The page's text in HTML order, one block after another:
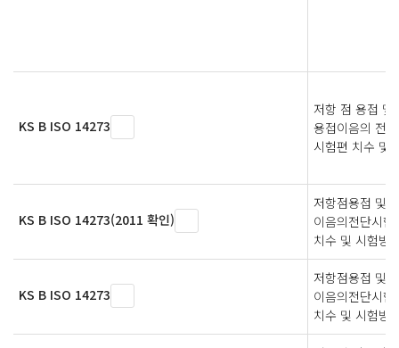
KS B ISO 14273
저항 점 용접 및
용접이음의 전
시험편 치수 및
KS B ISO 14273(2011 확인)
저항점용접 및
이음의전단시
치수 및 시험방
KS B ISO 14273
저항점용접 및
이음의전단시
치수 및 시험방